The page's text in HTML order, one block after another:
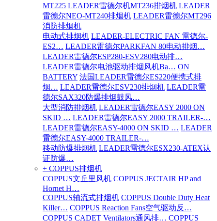
MT225 LEADER雷德尔机MT236排烟机 LEADER
雷德尔NEO-MT240排烟机 LEADER雷德尔MT296
消防排烟机
电动式排烟机 LEADER-ELECTRIC FAN 雷德尔-
ES2… LEADER雷德尔PARKFAN 80电动排烟…
LEADER雷德尔ESP280-ESV280电动排…
LEADER雷德尔电池驱动排烟风机Ba… ON
BATTERY 法国LEADER雷德尔ES220便携式排
烟… LEADER雷德尔ESV230排烟机 LEADER雷
德尔SAX320防爆排烟鼓风…
大型消防排烟机 LEADER雷德尔EASY 2000 ON
SKID … LEADER雷德尔EASY 2000 TRAILER-…
LEADER雷德尔EASY-4000 ON SKID … LEADER
雷德尔EASY-4000 TRAILER-…
移动防爆排烟机 LEADER雷德尔ESX230-ATEX认
证防爆…
+ COPPUS排烟机
COPPUS文丘里风机 COPPUS JECTAIR HP and
Hornet H…
COPPUS轴流式排烟机 COPPUS Double Duty Heat
Killer… COPPUS Reaction Fans空气驱动反…
COPPUS CADET Ventilators通风排… COPPUS